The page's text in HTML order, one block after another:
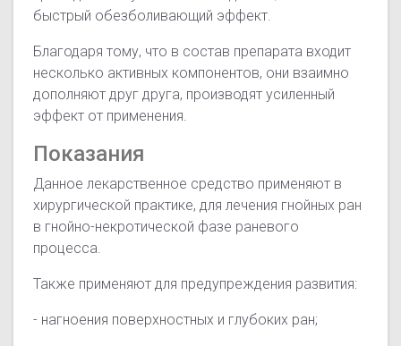
быстрый обезболивающий эффект.
Благодаря тому, что в состав препарата входит
несколько активных компонентов, они взаимно
дополняют друг друга, производят усиленный
эффект от применения.
Показания
Данное лекарственное средство применяют в
хирургической практике, для лечения гнойных ран
в гнойно-некротической фазе раневого
процесса.
Также применяют для предупреждения развития:
- нагноения поверхностных и глубоких ран;